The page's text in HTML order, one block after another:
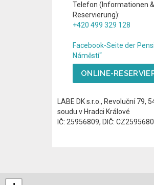
Telefon (Informationen &
Reservierung):
+420 499 329 128
Facebook-Seite der
Náměstí“
ONLINE-
LABE DK s.r.o., Revoluční
soudu v Hradci Králové
IČ: 25956809, DIČ: